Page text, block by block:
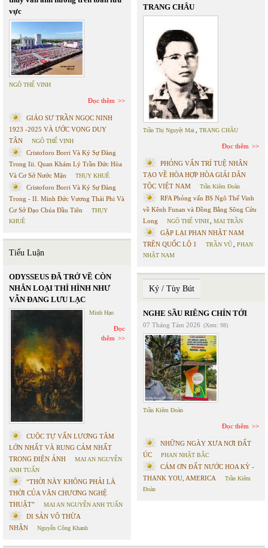
vực
NGÔ THẾ VINH
Đọc thêm
GIÁO SƯ TRẦN NGỌC NINH
1923 -2025 VÀ ƯỚC VỌNG DUY
TÂN
NGÔ THẾ VINH
Cristoforo Borri Và Ký Sự Đàng
Trong Iii. Quan Khám Lý Trần Đức Hòa
Và Cơ Sở Nước Mặn
THỤY KHUÊ
Cristoforo Borri Và Ký Sự Đàng
Trong - II. Minh Đức Vương Thái Phi Và
Cơ Sở Đạo Chúa Đầu Tiên
THỤY
KHUÊ
Tiểu Luận
ODYSSEUS ĐÃ TRỞ VỀ CÒN
NHÂN LOẠI THÌ HÌNH NHƯ
VẪN ĐANG LƯU LẠC
Minh Hạo
Đọc
thêm
CUỘC TỰ VẤN LƯƠNG TÂM
LỚN NHẤT VÀ RUNG CẢM NHẤT
TRONG ĐIỆN ẢNH
MAI AN NGUYỄN
ANH TUẤN
“THỜI NÀY KHÔNG PHẢI LÀ
THỜI CỦA VĂN CHƯƠNG NGHỆ
THUẬT”
MAI AN NGUYỄN ANH TUẤN
DI SẢN VÔ THỪA
NHẬN
Nguyễn Công Khanh
TRANG CHÂU
Trần Thị Nguyệt Mai TRANG CHÂU
Đọc thêm
PHỎNG VẤN TRÍ TUỆ NHÂN
TẠO VỀ HÒA HỢP HÒA GIẢI DÂN
TỘC VIỆT NAM
Trần Kiêm Đoàn
RFA Phỏng vấn BS Ngô Thế Vinh
về Kênh Funan và Đồng Bằng Sông Cửu
Long
NGÔ THẾ VINH MAI TRẦN
GẶP LẠI PHAN NHẬT NAM
TRÊN QUỐC LỘ 1
TRẦN VŨ
PHAN
NHẬT NAM
Ký / Tùy Bút
NGHE SẦU RIÊNG CHÍN TỚI
07 Tháng Tám 2026 (Xem: 98)
Trần Kiêm Đoàn
Đọc thêm
NHỮNG NGÀY XƯA NƠI ĐẤT
ÚC
PHAN NHẬT BẮC
CÁM ƠN ĐẤT NƯỚC HOA KỲ -
THANK YOU, AMERICA
Trần Kiêm
Đoàn